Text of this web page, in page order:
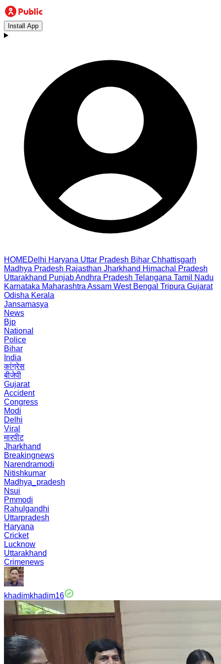
Install App
HOMEDelhi Haryana Uttar Pradesh Bihar Chhattisgarh
Madhya Pradesh Rajasthan Jharkhand Himachal Pradesh
Uttarakhand PunjabAndhra Pradesh Telangana Tamil Nadu
Karnataka Maharashtra Assam West Bengal Tripura Gujarat
Odisha Kerala
Jansamasya
News
Bjp
National
Police
Bihar
India
कांग्रेस
बीजेपी
Gujarat
Accident
Congress
Modi
Delhi
Viral
मारपीट
Jharkhand
Breakingnews
Narendramodi
Nitishkumar
Madhya_pradesh
Nsui
Pmmodi
Rahulgandhi
Uttarpradesh
Haryana
Cricket
Lucknow
Uttarakhand
Crimenews
khadimkhadim16